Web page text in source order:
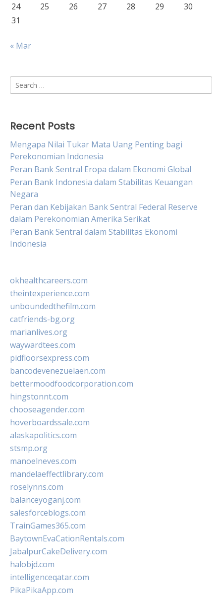
24 25 26 27 28 29
30
31
« Mar
Search
for:
Recent Posts
Mengapa Nilai Tukar Mata Uang Penting bagi
Perekonomian Indonesia
Peran Bank Sentral Eropa dalam Ekonomi Global
Peran Bank Indonesia dalam Stabilitas Keuangan
Negara
Peran dan Kebijakan Bank Sentral Federal Reserve
dalam Perekonomian Amerika Serikat
Peran Bank Sentral dalam Stabilitas Ekonomi
Indonesia
okhealthcareers.com
theintexperience.com
unboundedthefilm.com
catfriends-bg.org
marianlives.org
waywardtees.com
pidfloorsexpress.com
bancodevenezuelaen.com
bettermoodfoodcorporation.com
hingstonnt.com
chooseagender.com
hoverboardssale.com
alaskapolitics.com
stsmp.org
manoelneves.com
mandelaeffectlibrary.com
roselynns.com
balanceyoganj.com
salesforceblogs.com
TrainGames365.com
BaytownEvaCationRentals.com
JabalpurCakeDelivery.com
halobjd.com
intelligenceqatar.com
PikaPikaApp.com